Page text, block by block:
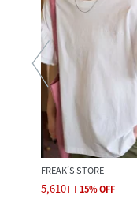
FREAK’S STORE
5,610円 15%OFF